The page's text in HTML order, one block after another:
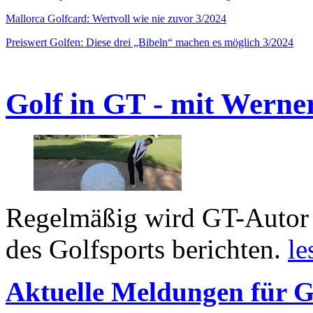
Mallorca Golfcard: Wertvoll wie nie zuvor 3/2024
Preiswert Golfen: Diese drei „Bibeln“ machen es möglich 3/2024
Golf in GT - mit
Regelmäßig wird GT-
des Golfsports berichten.
Aktuelle Meldungen für